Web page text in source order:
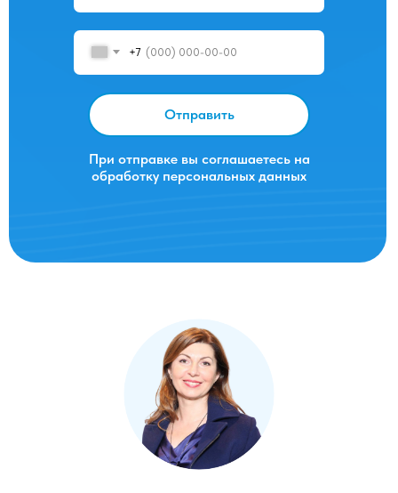
+7
Отправить
При отправке вы соглашаетесь на
обработку персональных данных